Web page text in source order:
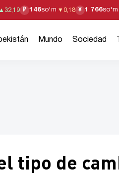
▲ 32,19 ₽ 146so'm ▼ 0,18 ¥ 1 766so'm
Mundo Sociedad
tipo de